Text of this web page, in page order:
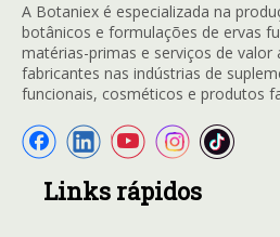
A Botaniex é especializada na
botânicos e formulações de ervas
matérias-primas e serviços de valor
fabricantes nas indústrias de
funcionais, cosméticos e produtos
Links rápidos